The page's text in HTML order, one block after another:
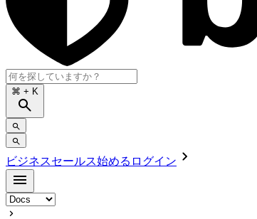
⌘ + K
ビジネスセールス始める ログイン